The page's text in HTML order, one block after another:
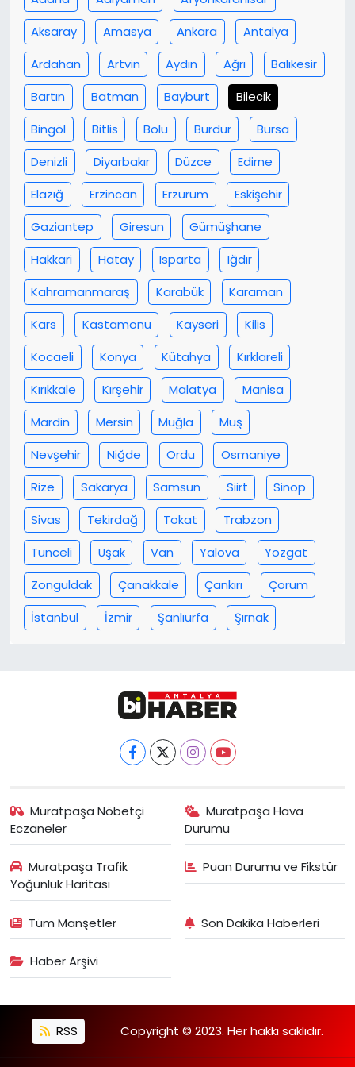
Aksaray
Amasya Ankara
Antalya
Ardahan
Artvin Aydın Ağrı
Balıkesir
Bartın
Batman Bayburt
Bilecik
Bingöl
Bitlis Bolu Burdur
Bursa
Denizli
Diyarbakır Düzce
Edirne
Elazığ
Erzincan Erzurum
Eskişehir
Gaziantep
Giresun
Gümüşhane
Hakkari
Hatay Isparta
Iğdır
Kahramanmaraş
Karabük
Karaman
Kars
Kastamonu Kayseri
Kilis
Kocaeli
Konya Kütahya
Kırklareli
Kırıkkale
Kırşehir Malatya
Manisa
Mardin
Mersin Muğla
Muş
Nevşehir
Niğde Ordu
Osmaniye
Rize
Sakarya Samsun Siirt
Sinop
Sivas
Tekirdağ Tokat
Trabzon
Tunceli
Uşak Van Yalova
Yozgat
Zonguldak
Çanakkale Çankırı
Çorum
İstanbul
İzmir Şanlıurfa Şırnak
Muratpaşa Nöbetçi
Eczaneler
Muratpaşa Hava
Durumu
Muratpaşa Trafik
Yoğunluk Haritası
Puan Durumu ve Fikstür
Tüm Manşetler Son Dakika Haberleri
Haber Arşivi
RSS Copyright © 2023. Her hakkı saklıdır.